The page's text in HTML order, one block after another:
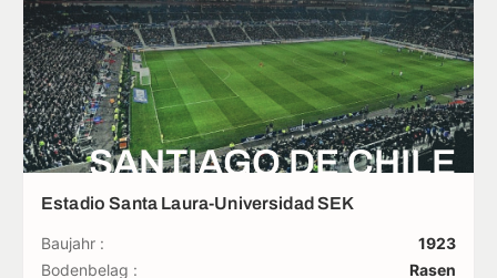
SANTIAGO DE CHILE
Estadio Santa Laura-Universidad SEK
Baujahr :
1923
Bodenbelag :
Rasen